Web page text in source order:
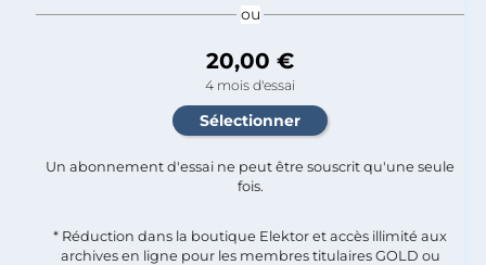
ou
20,00 €
4 mois d'essai
Un abonnement d'essai ne peut être souscrit qu'une seule
fois.​
* Réduction dans la boutique Elektor et accès illimité aux
archives en ligne pour les membres titulaires GOLD ou